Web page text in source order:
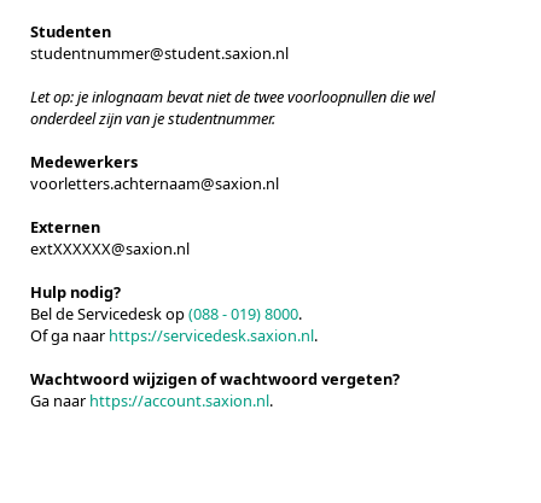
Studenten
studentnummer@student.saxion.nl
Let op: je inlognaam bevat niet de twee voorloopnullen die wel
onderdeel zijn van je studentnummer.
Medewerkers
voorletters.achternaam@saxion.nl
Externen
extXXXXXX@saxion.nl
Hulp nodig?
Bel de Servicedesk op(088 - 019) 8000.
Of ga naar https://servicedesk.saxion.nl.
Wachtwoord wijzigen of wachtwoord vergeten?
Ga naar https://account.saxion.nl.